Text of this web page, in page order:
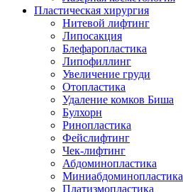
Пластическая хирургия
Нитевой лифтинг
Липосакция
Блефаропластика
Липофиллинг
Увеличение груди
Отопластика
Удаление комков Биша
Булхорн
Ринопластика
Фейслифтинг
Чек-лифтинг
Абдоминопластика
Миниабдоминопластика
Платизмопластика